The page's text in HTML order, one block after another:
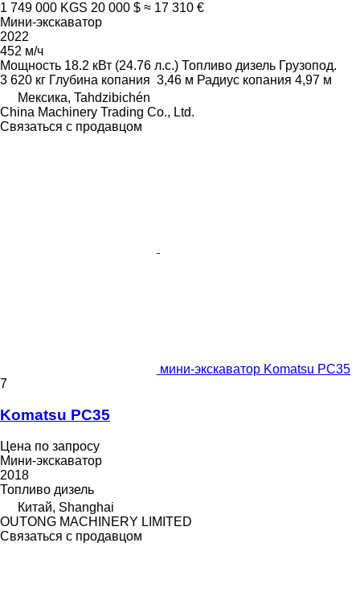
1 749 000 KGS 20 000 $ ≈ 17 310 €
Мини-экскаватор
2022
452 м/ч
Мощность 18.2 кВт (24.76 л.с.) Топливо дизель Грузопод.
3 620 кг Глубина копания 3,46 м Радиус копания 4,97 м
Мексика, Tahdzibichén
China Machinery Trading Co., Ltd.
Связаться с продавцом
мини-экскаватор Komatsu PC35
7
Komatsu PC35
Цена по запросу
Мини-экскаватор
2018
Топливо дизель
Китай, Shanghai
OUTONG MACHINERY LIMITED
Связаться с продавцом